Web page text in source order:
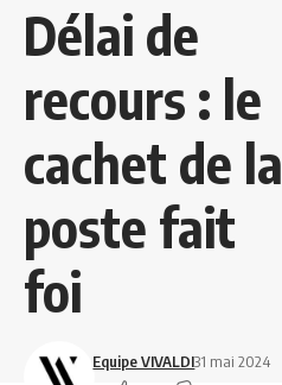
Délai de
recours : le
cachet de la
poste fait
foi
Equipe VIVALDI31 mai 2024